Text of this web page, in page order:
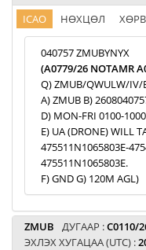
ICAO НӨХЦӨЛ
040757 ZMUBYNYX
(A0779/26 NOTAMR
Q) ZMUB/QWULW/
A) ZMUB B)
D) MON-FRI 0100-1000
E) UA (DRONE) WILL
475511N1065803E-
475511N1065803E.
F) GND G) 120M AGL)
ZMUB ДУГААР :C0110/
ЭХЛЭХ ХУГАЦАА (UTC) :